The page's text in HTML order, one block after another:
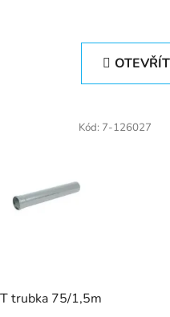
trubka 75/1,5m
Kód: 7-126027